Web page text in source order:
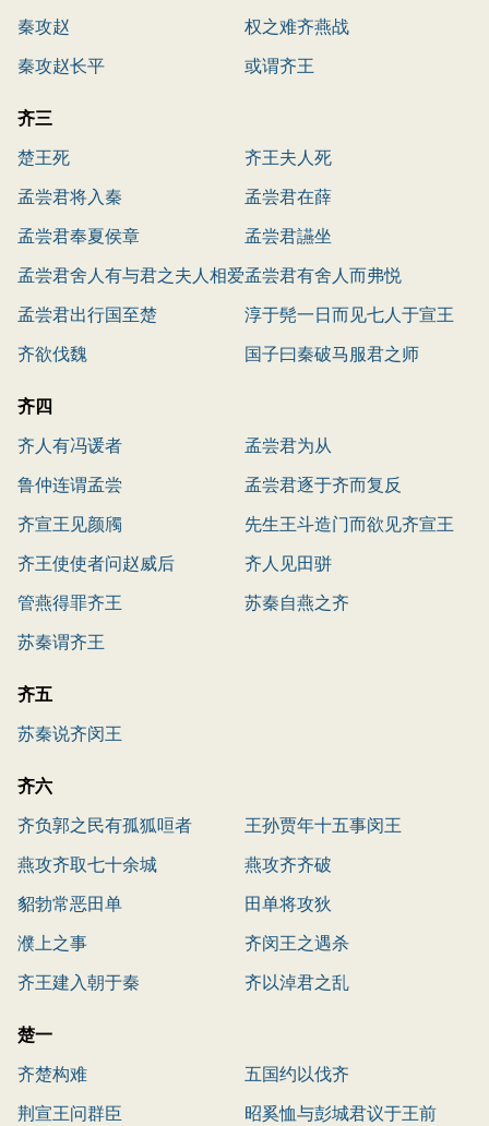
秦攻赵
权之难齐燕战
秦攻赵长平
或谓齐王
齐三
楚王死
齐王夫人死
孟尝君将入秦
孟尝君在薛
孟尝君奉夏侯章
孟尝君讌坐
孟尝君舍人有与君之夫人相爱
者
孟尝君有舍人而弗悦
孟尝君出行国至楚
淳于髡一日而见七人于宣王
齐欲伐魏
国子曰秦破马服君之师
齐四
齐人有冯谖者
孟尝君为从
鲁仲连谓孟尝
孟尝君逐于齐而复反
齐宣王见颜斶
先生王斗造门而欲见齐宣王
齐王使使者问赵威后
齐人见田骈
管燕得罪齐王
苏秦自燕之齐
苏秦谓齐王
齐五
苏秦说齐闵王
齐六
齐负郭之民有孤狐咺者
王孙贾年十五事闵王
燕攻齐取七十余城
燕攻齐齐破
貂勃常恶田单
田单将攻狄
濮上之事
齐闵王之遇杀
齐王建入朝于秦
齐以淖君之乱
楚一
齐楚构难
五国约以伐齐
荆宣王问群臣
昭奚恤与彭城君议于王前